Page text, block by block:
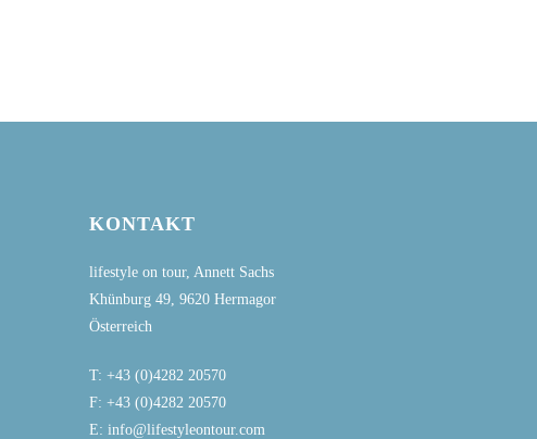
KONTAKT
lifestyle on tour, Annett Sachs
Khünburg 49, 9620 Hermagor
Österreich
T: +43 (0)4282 20570
F: +43 (0)4282 20570
E: info@lifestyleontour.com